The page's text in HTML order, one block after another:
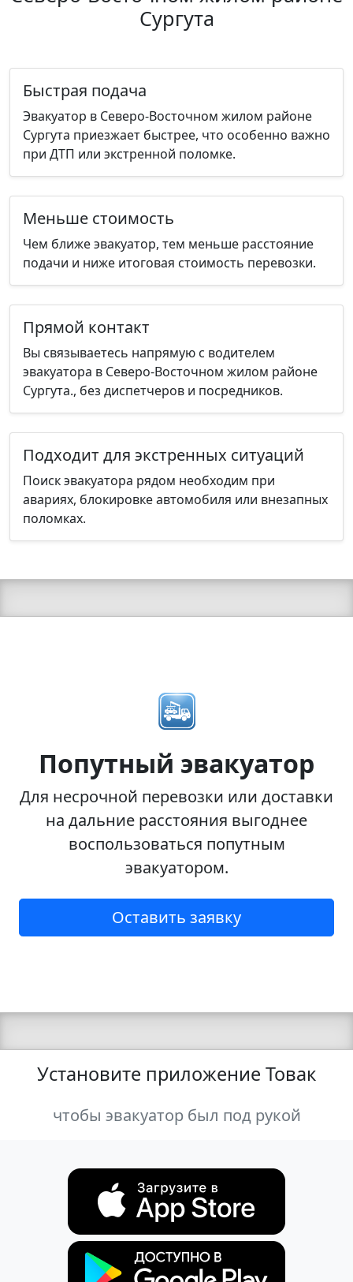
Сургута
Быстрая подача
Эвакуатор в Северо-Восточном жилом районе
Сургута приезжает быстрее, что особенно важно
при ДТП или экстренной поломке.
Меньше стоимость
Чем ближе эвакуатор, тем меньше расстояние
подачи и ниже итоговая стоимость перевозки.
Прямой контакт
Вы связываетесь напрямую с водителем
эвакуатора в Северо-Восточном жилом районе
Сургута., без диспетчеров и посредников.
Подходит для экстренных ситуаций
Поиск эвакуатора рядом необходим при
авариях, блокировке автомобиля или внезапных
поломках.
Попутный эвакуатор
Для несрочной перевозки или доставки
на дальние расстояния выгоднее
воспользоваться попутным
эвакуатором.
Оставить заявку
Установите приложение Товак
чтобы эвакуатор был под рукой